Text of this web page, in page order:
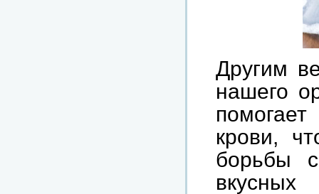
Другим
нашего
крови,
борьбы